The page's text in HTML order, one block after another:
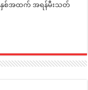
) နှစ်အထက် အရန်မီးသတ်